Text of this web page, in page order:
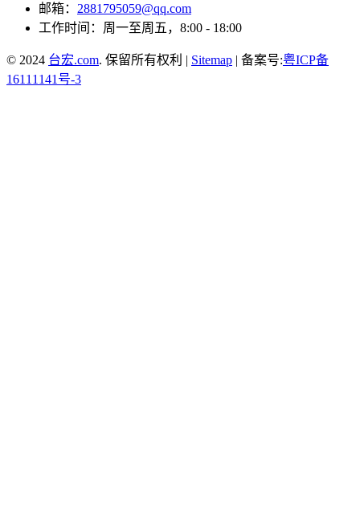
邮箱： 2881795059@qq.com
工作时间：周一至周五，8:00 - 18:00
© 2024 台宏.com. 保留所有权利 | Sitemap | 备案号:粤ICP备
16111141号-3